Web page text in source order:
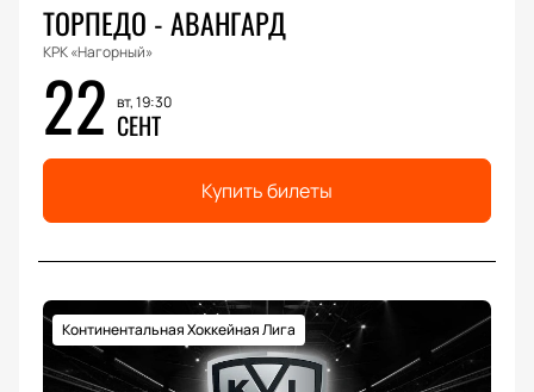
ТОРПЕДО - АВАНГАРД
КРК «Нагорный»
22 вт, 19:30
СЕНТ
Купить билеты
Континентальная Хоккейная Лига